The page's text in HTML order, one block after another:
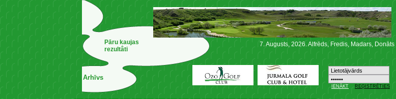
Arhīvs
7. Augusts, 2026. Alfrēds, Fredis, Madars, Donāts
Pāru kaujas
rezultâti